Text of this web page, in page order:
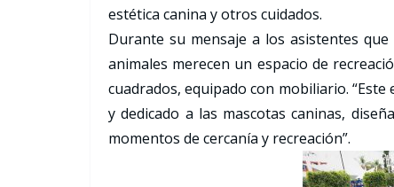
estética canina y otros cuidados.
Durante su mensaje a los asistentes
animales merecen un espacio de
cuadrados, equipado con mobiliario.
y dedicado a las mascotas caninas,
momentos de cercanía y recreación”.